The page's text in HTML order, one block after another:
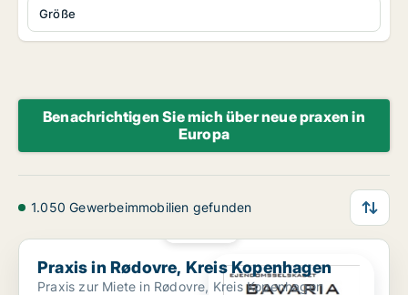
Größe
Benachrichtigen Sie mich über neue praxen in
Europa
1.050 Gewerbeimmobilien gefunden
Praxis in Rødovre, Kreis Kopenhagen
Praxis in Rødovre, Kreis Kopenhagen
Praxis zur Miete in Rødovre, Kreis Kopenhagen